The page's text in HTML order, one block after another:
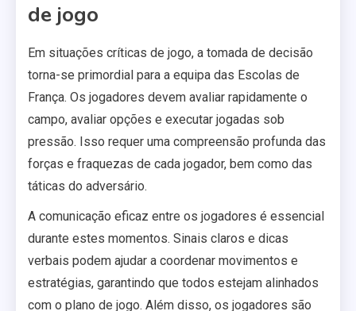
de jogo
Em situações críticas de jogo, a tomada de decisão
torna-se primordial para a equipa das Escolas de
França. Os jogadores devem avaliar rapidamente o
campo, avaliar opções e executar jogadas sob
pressão. Isso requer uma compreensão profunda das
forças e fraquezas de cada jogador, bem como das
táticas do adversário.
A comunicação eficaz entre os jogadores é essencial
durante estes momentos. Sinais claros e dicas
verbais podem ajudar a coordenar movimentos e
estratégias, garantindo que todos estejam alinhados
com o plano de jogo. Além disso, os jogadores são